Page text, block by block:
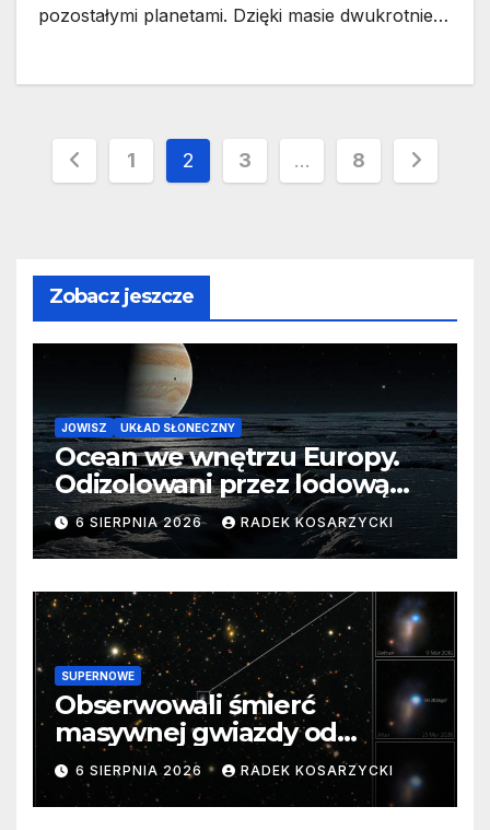
pozostałymi planetami. Dzięki masie dwukrotnie…
Stronicowanie
1 2 3 … 8
Zobacz jeszcze
JOWISZ UKŁAD SŁONECZNY
Ocean we wnętrzu Europy.
Odizolowani przez lodową
barierę
6 SIERPNIA 2026 RADEK KOSARZYCKI
SUPERNOWE
Obserwowali śmierć
masywnej gwiazdy od
samego początku. Niezwykle
cenne dane
6 SIERPNIA 2026 RADEK KOSARZYCKI